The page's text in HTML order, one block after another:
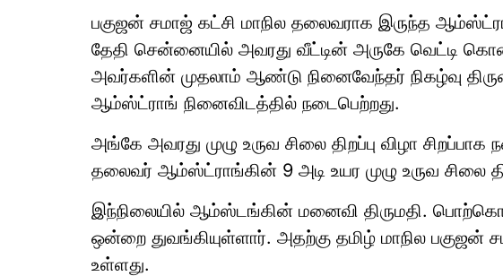
பகுஜன் சமாஜ் கட்சி மாநில தலைவராக இருந்த
தேதி சென்னையில் அவரது வீட்டின் அருகே வெட்டி
அவர்களின் முதலாம் ஆண்டு நினைவேந்தர் நிகழ்வு
ஆம்ஸ்ட்ராங் நினைவிடத்தில் நடைபெற்றது.
அங்கே அவரது முழு உருவ சிலை திறப்பு விழா
தலைவர் ஆம்ஸ்ட்ராங்கின் 9 அடி உயர முழு உருவ சிலை
இந்நிலையில் ஆம்ஸ்டங்கின் மனைவி திருமதி.
ஒன்றை துவங்கியுள்ளார். அதற்கு தமிழ் மாநில பகுஜன்
உள்ளது.